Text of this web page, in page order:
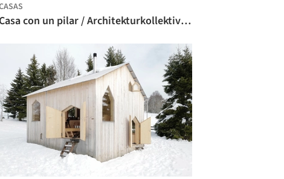
Casa con un pilar / Architekturkollektiv filiale